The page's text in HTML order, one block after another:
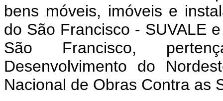
bens móveis, imóveis e
do São Francisco - SUVALE
São Francisco,
Desenvolvimento do
Nacional de Obras Contra as